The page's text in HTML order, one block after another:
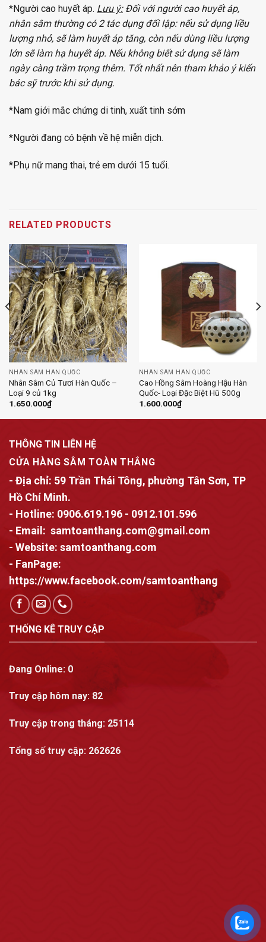
*Người cao huyết áp. Lưu ý:Đối với người cao huyết áp,
nhân sâm thường có 2 tác dụng đối lập: nếu sử dụng liều
lượng nhỏ, sẽ làm huyết áp tăng, còn nếu dùng liều lượng
lớn sẽ làm hạ huyết áp. Nếu không biết sử dụng sẽ làm
ngày càng trầm trọng thêm. Tốt nhất nên tham khảo ý kiến
bác sỹ trước khi sử dụng.
*Nam giới mắc chứng di tinh, xuất tinh sớm
*Người đang có bệnh về hệ miễn dịch.
*Phụ nữ mang thai, trẻ em dưới 15 tuổi.
RELATED PRODUCTS
NHÂN SÂM HÀN QUỐC
Nhân Sâm Củ Tươi Hàn Quốc –
Loại 9 củ 1kg
1.650.000₫
NHÂN SÂM HÀN QUỐC
Cao Hồng Sâm Hoàng Hậu Hàn
Quốc- Loại Đặc Biệt Hũ 500g
1.600.000₫
THÔNG TIN LIÊN HỆ
CỬA HÀNG SÂM TOÀN THẮNG
- Địa chỉ: 59 Trần Thái Tông, phường Tân Sơn, TP
Hồ Chí Minh.
- Hotline: 0906.619.196 - 0912.101.596
- Email: samtoanthang.com@gmail.com
- Website: samtoanthang.com
- FanPage:
https://www.facebook.com/samtoanthang
THỐNG KÊ TRUY CẬP
Đang Online: 0
Truy cập hôm nay: 82
Truy cập trong tháng: 25114
Tổng số truy cập: 262626